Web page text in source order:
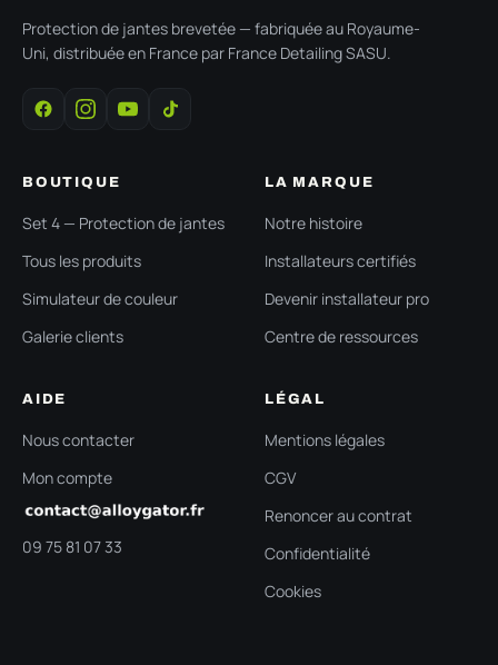
Protection de jantes brevetée — fabriquée au Royaume-
Uni, distribuée en France par France Detailing SASU.
BOUTIQUE
Set 4 — Protection de jantes
Tous les produits
Simulateur de couleur
Galerie clients
LA MARQUE
Notre histoire
Installateurs certifiés
Devenir installateur pro
Centre de ressources
AIDE
Nous contacter
Mon compte
09 75 81 07 33
LÉGAL
Mentions légales
CGV
Renoncer au contrat
Confidentialité
Cookies